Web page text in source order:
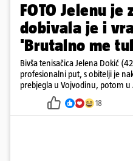
FOTO Jelenu
dobivala je i
'Brutalno me
Bivša tenisačica Jelena Dokić
profesionalni put, s obitelji je
prebjegla u Vojvodinu, potom
18